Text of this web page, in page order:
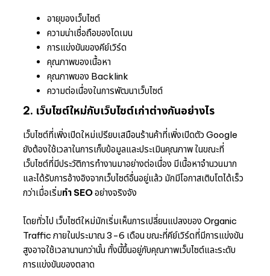
อายุของเว็บไซต์
ความน่าเชื่อถือของโดเมน
การแข่งขันของคีย์เวิร์ด
คุณภาพของเนื้อหา
คุณภาพของ Backlink
ความต่อเนื่องในการพัฒนาเว็บไซต์
2. เว็บไซต์ใหม่กับเว็บไซต์เก่าต่างกันอย่างไร
เว็บไซต์ที่เพิ่งเปิดใหม่เปรียบเสมือนร้านค้าที่เพิ่งเปิดตัว Google
ยังต้องใช้เวลาในการเก็บข้อมูลและประเมินคุณภาพ ในขณะที่
เว็บไซต์ที่มีประวัติการทำงานมาอย่างต่อเนื่อง มีเนื้อหาจำนวนมาก
และได้รับการอ้างอิงจากเว็บไซต์อื่นอยู่แล้ว มักมีโอกาสเติบโตได้เร็ว
กว่าเมื่อเริ่มทำ SEOอย่างจริงจัง
โดยทั่วไป เว็บไซต์ใหม่มักเริ่มเห็นการเปลี่ยนแปลงของ Organic
Traffic ภายในประมาณ 3-6 เดือน ขณะที่คีย์เวิร์ดที่มีการแข่งขัน
สูงอาจใช้เวลานานกว่านั้น ทั้งนี้ขึ้นอยู่กับคุณภาพเว็บไซต์และระดับ
การแข่งขันของตลาด